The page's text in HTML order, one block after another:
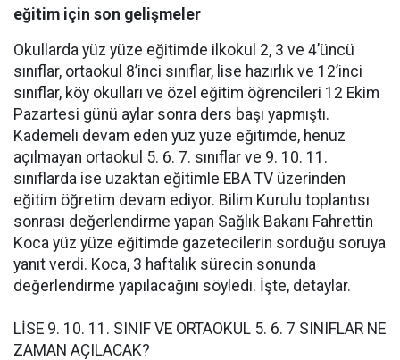
eğitim için son gelişmeler
Okullarda yüz yüze eğitimde ilkokul 2, 3 ve 4’üncü
sınıflar, ortaokul 8’inci sınıflar, lise hazırlık ve 12’inci
sınıflar, köy okulları ve özel eğitim öğrencileri 12 Ekim
Pazartesi günü aylar sonra ders başı yapmıştı.
Kademeli devam eden yüz yüze eğitimde, henüz
açılmayan ortaokul 5. 6. 7. sınıflar ve 9. 10. 11.
sınıflarda ise uzaktan eğitimle EBA TV üzerinden
eğitim öğretim devam ediyor. Bilim Kurulu toplantısı
sonrası değerlendirme yapan Sağlık Bakanı Fahrettin
Koca yüz yüze eğitimde gazetecilerin sorduğu soruya
yanıt verdi. Koca, 3 haftalık sürecin sonunda
değerlendirme yapılacağını söyledi. İşte, detaylar.
LİSE 9. 10. 11. SINIF VE ORTAOKUL 5. 6. 7 SINIFLAR NE
ZAMAN AÇILACAK?